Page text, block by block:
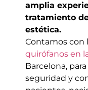
amplia
tratamiento
estética.
Contamos con
quirófanos en
Barcelona,
seguridad y